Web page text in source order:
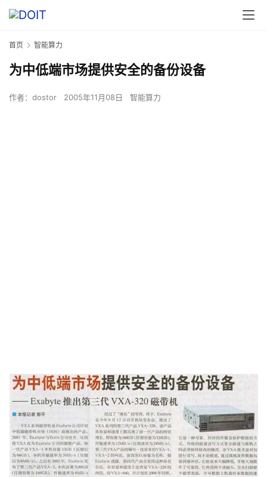
首页 智能算力
为中低端市场提供安全的备份设备
作者： dostor 2005年11月08日 智能算力